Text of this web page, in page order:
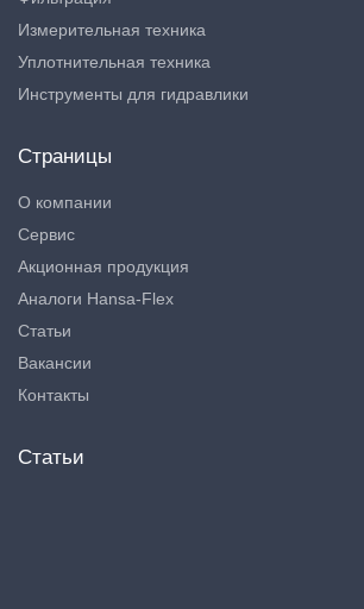
Измерительная техника
Уплотнительная техника
Инструменты для гидравлики
Страницы
О компании
Сервис
Акционная продукция
Аналоги Hansa-Flex
Статьи
Вакансии
Контакты
Статьи